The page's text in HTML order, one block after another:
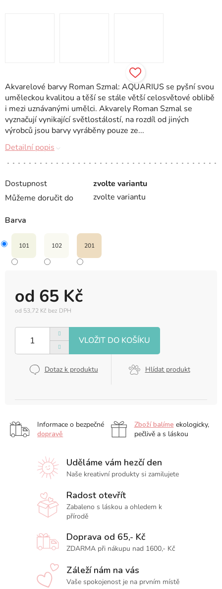
Dostupnost
zvolte variantu
Můžeme doručit do
zvolte variantu
od 65 Kč
od 53,72 Kč bez DPH
cena:
Dotaz k produktu Hlídat produkt
Barva
101 102 201
Akvarelové barvy Roman Szmal: AQUARIUS se pyšní svou
uměleckou kvalitou a těší se stále větší celosvětové oblibě
i mezi uznávanými umělci. Akvarely Roman Szmal se
vyznačují vynikající světlostálostí, na rozdíl od jiných
výrobců jsou barvy vyráběny pouze ze...
Detailní popis
Informace o bezpečné
dopravě
Zboží balíme ekologicky,
pečlivě a s láskou
Uděláme vám hezčí den
Naše kreativní produkty si zamilujete
Radost otevřít
Zabaleno s láskou a ohledem k
přírodě
Doprava od 65,- Kč
ZDARMA při nákupu nad 1600,- Kč
Záleží nám na vás
Vaše spokojenost je na prvním místě